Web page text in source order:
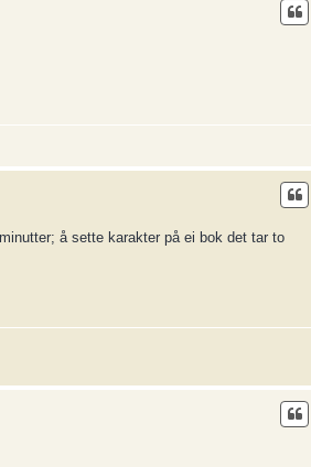
å sette karakter på ei bok det tar to